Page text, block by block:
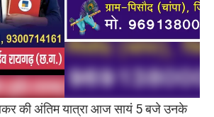
अंतिम यात्रा आज सायं 5 बजे उनके